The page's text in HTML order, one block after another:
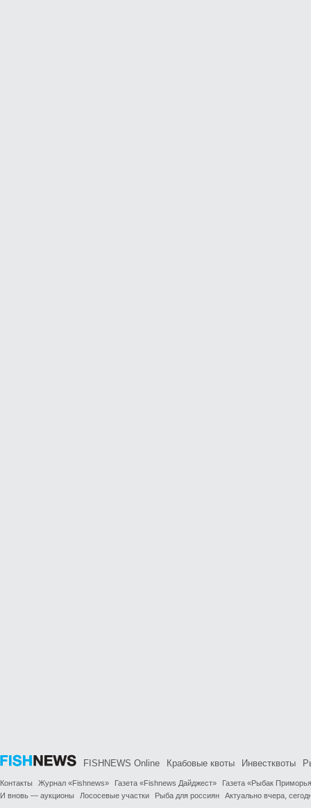
FISHNEWS Online Крабовые квоты Инвестквоты
Контакты Журнал «Fishnews» Газета «Fishnews Дайджест»
Газета «Рыбак
И вновь — аукционы
Лососевые участки Рыба для россиян Актуально вчера,